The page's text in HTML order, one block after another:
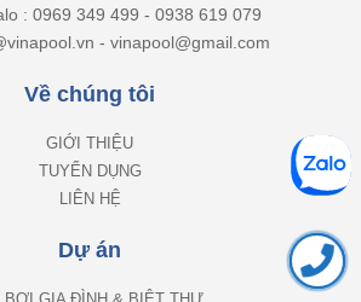
: 0969 349 499 - 0938 619 079
- vinapool@gmail.com
Về chúng tôi
GIỚI THIỆU
TUYỂN DỤNG
LIÊN HỆ
Dự án